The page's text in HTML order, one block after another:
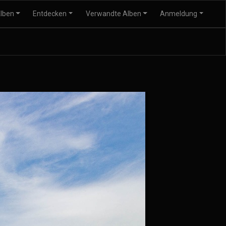
Entdecken Verwandte Alben Anmeldung